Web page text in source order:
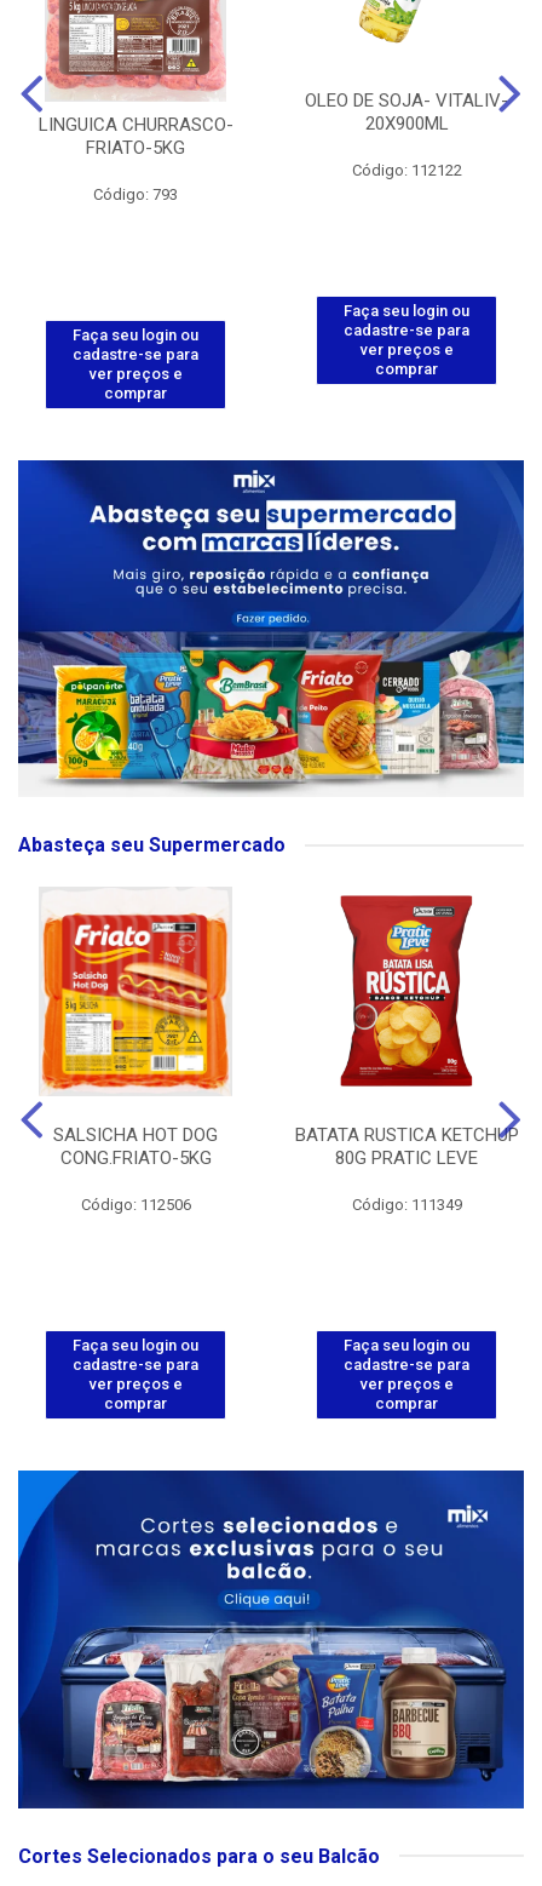
LINGUICA CHURRASCO-
FRIATO-5KG
Código: 793
Faça seu login ou
cadastre-se para
ver preços e
comprar
OLEO DE SOJA- VITALIV-
20X900ML
Código: 112122
Faça seu login ou
cadastre-se para
ver preços e
comprar
Abasteça seu Supermercado
SALSICHA HOT DOG
CONG.FRIATO-5KG
Código: 112506
Faça seu login ou
cadastre-se para
ver preços e
comprar
BATATA RUSTICA KETCHUP
80G PRATIC LEVE
Código: 111349
Faça seu login ou
cadastre-se para
ver preços e
comprar
Cortes Selecionados para o seu Balcão